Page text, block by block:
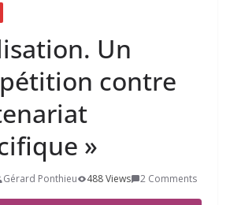
Un
contre
»
Gérard Ponthieu 488 Views 2 Comments